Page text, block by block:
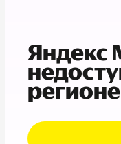
Яндекс
регионе